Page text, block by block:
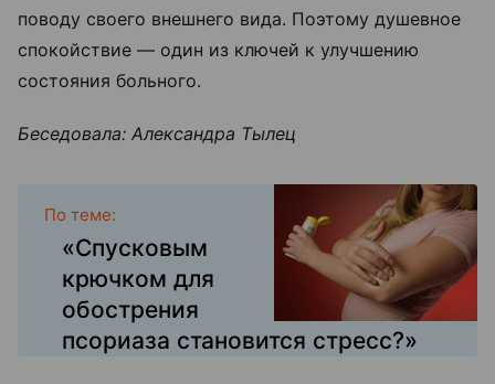
поводу своего внешнего вида. Поэтому душевное
спокойствие — один из ключей к улучшению
состояния больного.
Беседовала: Александра Тылец
По теме:
«Спусковым
крючком для
обострения
псориаза становится стресс?»